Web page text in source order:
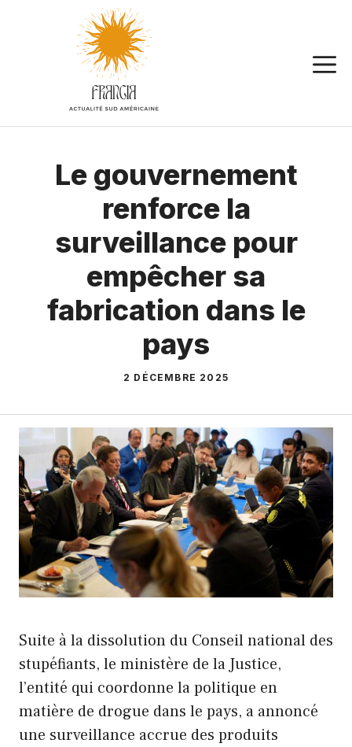
Le gouvernement
renforce la
surveillance pour
empêcher sa
fabrication dans le
pays
2 DÉCEMBRE 2025
Suite à la dissolution du Conseil national des
stupéfiants, le ministère de la Justice,
l’entité qui coordonne la politique en
matière de drogue dans le pays, a annoncé
une surveillance accrue des produits